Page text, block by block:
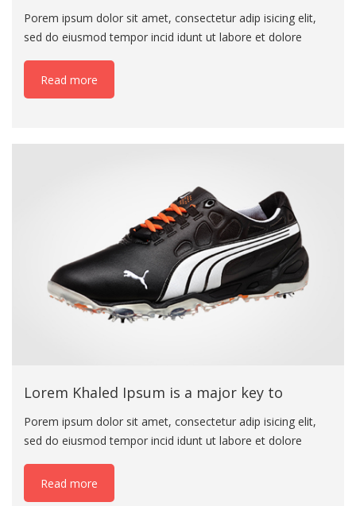
Porem ipsum dolor sit amet, consectetur adip isicing elit,
sed do eiusmod tempor incid idunt ut labore et dolore
incid idunt ut labore. Porem ipsum dolor sit amet,
consectetur adip isicing elit, sed do eius mod tempor incid
enim ad minim veniam eiusmod tempor incid idunt ut
Read more
Lorem Khaled Ipsum is a major key to
Porem ipsum dolor sit amet, consectetur adip isicing elit,
sed do eiusmod tempor incid idunt ut labore et dolore
incid idunt ut labore. Porem ipsum dolor sit amet,
consectetur adip isicing elit, sed do eius mod tempor incid
Read more